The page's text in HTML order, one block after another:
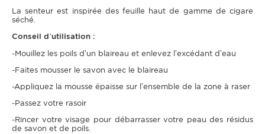
La senteur est inspirée des feuille haut de gamme de cigare
séché.
Conseil d’utilisation :
-Mouillez les poils d’un blaireau et enlevez l’excédant d’eau
-Faites mousser le savon avec le blaireau
-Appliquez la mousse épaisse sur l’ensemble de la zone à raser
-Passez votre rasoir
-Rincer votre visage pour débarrasser votre peau des résidus
de savon et de poils.